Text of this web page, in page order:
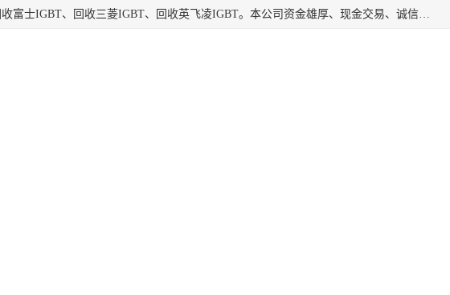
深圳市宝安区诚芯源电子商行主要经营：回收富士IGBT、回收三菱IGBT、回收英飞凌IGBT。本公司资金雄厚、现金交易、诚信待人，经过不断的探索和发展，已形成完善的评估、采购，从而为客户提供快捷价优的库存处理服务，迅速为客户消化库存，回笼资金。